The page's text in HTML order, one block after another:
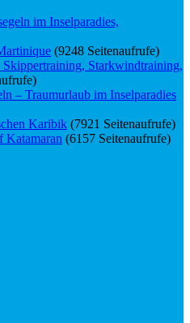
im Inselparadies,
(9248 Seitenaufrufe)
Starkwindtraining,
– Traumurlaub im Inselparadies
Karibik (7921 Seitenaufrufe)
Katamaran (6157 Seitenaufrufe)